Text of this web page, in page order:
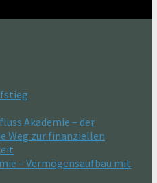
Akademie – der
Weg zur finanziellen
– Vermögensaufbau mit